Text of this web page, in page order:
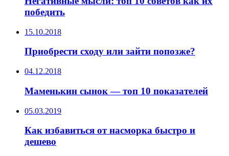
победить
15.10.2018
Приобрести сходу или зайти попозже?
04.12.2018
Маменькин сынок — топ 10 показателей
05.03.2019
Как избавиться от насморка быстро и
дешево